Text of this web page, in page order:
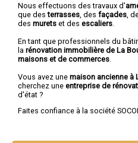
Nous effectuons des travaux d'
que desterrasses , des façades ,
des murets et des escaliers
En tant que professionnels du
la rénovation immobilière de La
maisons et de commerces
Vous avez une maison ancienne à
cherchez une entreprise de
d'état ?
Faites confiance à la société